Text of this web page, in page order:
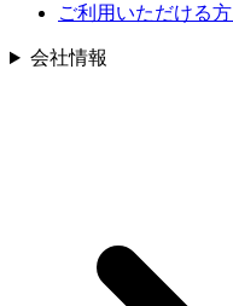
ご利用いただける方
会社情報